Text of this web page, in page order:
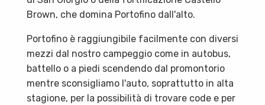
Brown, che domina Portofino dall'alto.
Portofino è raggiungibile facilmente con diversi
mezzi dal nostro campeggio come in autobus,
battello o a piedi scendendo dal promontorio
mentre sconsigliamo l'auto, soprattutto in alta
stagione, per la possibilità di trovare code e per